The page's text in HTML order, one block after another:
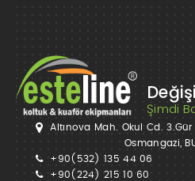
Şimdi
Altınova Mah. Okul Cd. 3.Gür
Osmangazi,
+90(532) 135 44 06
+90(224) 215 10 60